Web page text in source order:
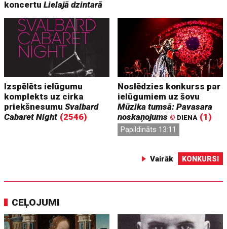
koncertuLielajā dzintarā
Izspēlēts ielūgumu
komplekts uz cirka
priekšnesumuSvalbard
Cabaret Night (2546)
Noslēdzies konkurss par
ielūgumiem uz šovu
Mūzika tumsā: Pavasara
noskaņojums © DIENA (1)
Papildināts 13:11
Vairāk KONKURSI
CEĻOJUMI